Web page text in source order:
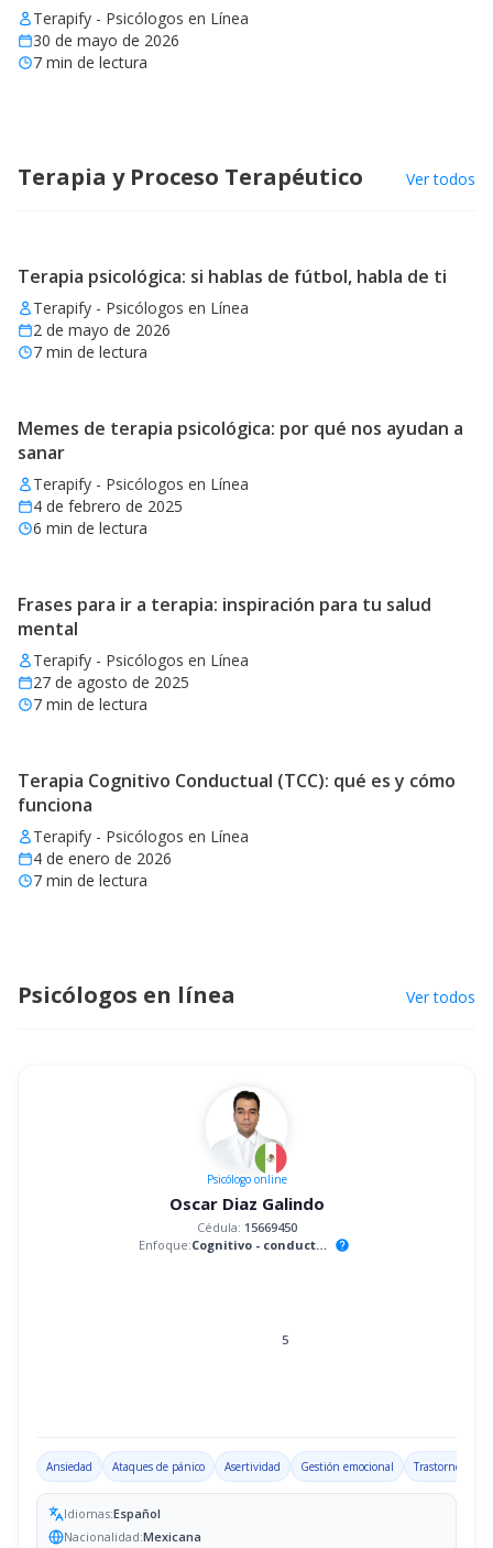
Terapify - Psicólogos en Línea
30 de mayo de 2026
7 min de lectura
Terapia y Proceso Terapéutico Ver todos
Terapia psicológica: si hablas de fútbol, habla de ti
Terapify - Psicólogos en Línea
2 de mayo de 2026
7 min de lectura
Memes de terapia psicológica: por qué nos ayudan a
sanar
Terapify - Psicólogos en Línea
4 de febrero de 2025
6 min de lectura
Frases para ir a terapia: inspiración para tu salud
mental
Terapify - Psicólogos en Línea
27 de agosto de 2025
7 min de lectura
Terapia Cognitivo Conductual (TCC): qué es y cómo
funciona
Terapify - Psicólogos en Línea
4 de enero de 2026
7 min de lectura
Psicólogos en línea Ver todos
Psicólogoonline
Oscar Diaz Galindo
Cédula: 15669450
Enfoque:
Cognitivo - conductual help
5
Ansiedad Ataques de pánico Asertividad Gestión emocional Trastorno por
Idiomas:Español
Nacionalidad:Mexicana